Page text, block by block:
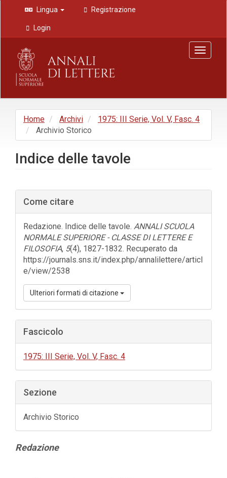
Navigazione
principale
Contenuto
principale
Barra
laterale
Lingua Registrazione
Login
Toggle
Home Archivi
1975: III Serie, Vol. V, Fasc. 4
Archivio Storico
Indice delle tavole
Barra
laterale
dell'articolo
Come citare
Redazione. Indice delle tavole. ANNALI SCUOLA
NORMALE SUPERIORE - CLASSE DI LETTERE E
FILOSOFIA, 5(4), 1827-1832. Recuperato da
https://journals.sns.it/index.php/annalilettere/articl
e/view/2538
Ulteriori formati di citazione
Fascicolo
1975: III Serie, Vol. V, Fasc. 4
Sezione
Archivio Storico
Contenuto
Redazione